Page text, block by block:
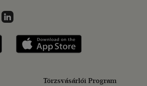
on
az Instagramon
Libri a LinkedInen
Libri applikáció Szerezd meg: Google
Törzsvásárlói Program